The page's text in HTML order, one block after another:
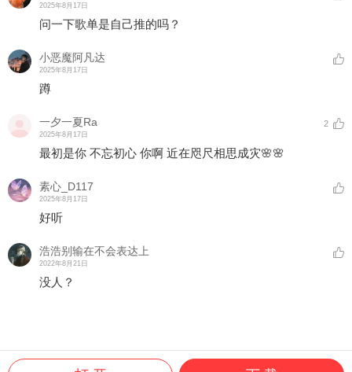
2025年8月17日
问一下歌单是自己推的吗？
小恶魔阿凡达
2025年8月17日
蹲
一夕一夏Ra
2025年8月17日
2
最初是你 不忘初心 你啊 近在咫尺相思成灾🌸🌸
素心_D117
2025年8月17日
好听
浩浩别输在不会表达上
2022年8月21日
没人？